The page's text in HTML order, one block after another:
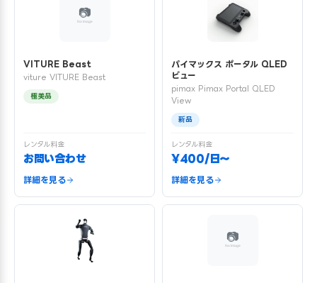
VITURE Beast
viture VITURE Beast
極美品
レンタル料金
お問い合わせ
詳細を見る
パイマックス ポータル QLED
ビュー
pimax Pimax Portal QLED
View
新品
レンタル料金
¥400/日〜
詳細を見る